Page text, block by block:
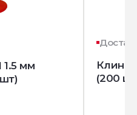
мм
Клин
(200